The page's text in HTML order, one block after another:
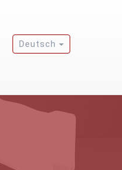
Deutsch